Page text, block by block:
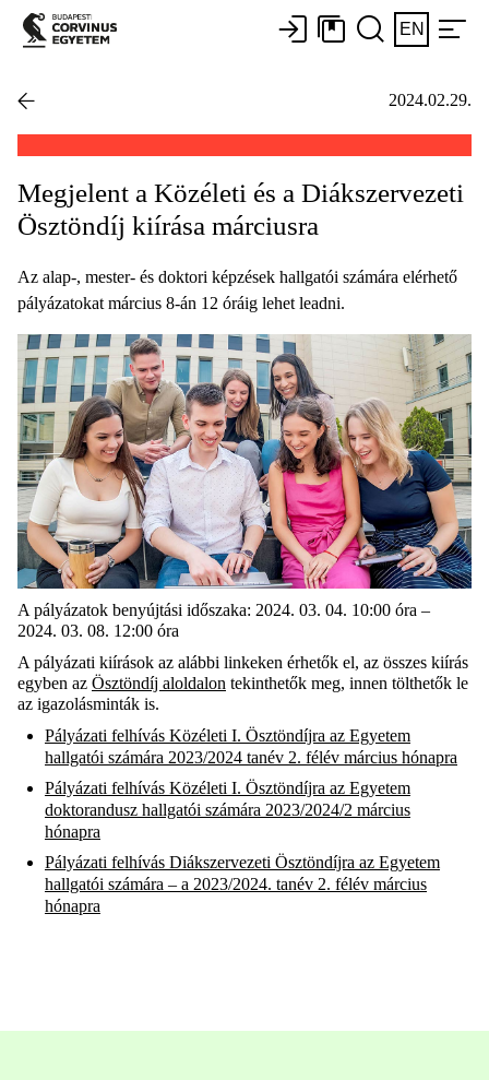
EN
2024.02.29.
Megjelent a Közéleti és a Diákszervezeti
Ösztöndíj kiírása márciusra
Az alap-, mester- és doktori képzések hallgatói számára elérhető
pályázatokat március 8-án 12 óráig lehet leadni.
A pályázatok benyújtási időszaka: 2024. 03. 04. 10:00 óra –
2024. 03. 08. 12:00 óra
A pályázati kiírások az alábbi linkeken érhetők el, az összes kiírás
egyben az Ösztöndíj aloldalon tekinthetők meg, innen tölthetők le
az igazolásminták is.
Pályázati felhívás Közéleti I. Ösztöndíjra az Egyetem
hallgatói számára 2023/2024 tanév 2. félév március hónapra
Pályázati felhívás Közéleti I. Ösztöndíjra az Egyetem
doktorandusz hallgatói számára 2023/2024/2 március
hónapra
Pályázati felhívás Diákszervezeti Ösztöndíjra az Egyetem
hallgatói számára – a 2023/2024. tanév 2. félév március
hónapra